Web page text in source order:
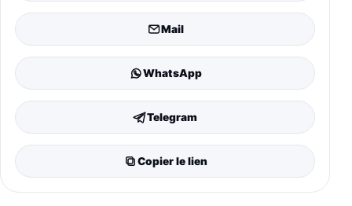
Mail
WhatsApp
Telegram
Copier le lien